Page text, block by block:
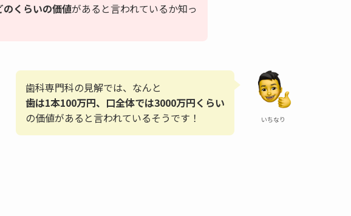
のくらいの価値があると言われているか知っ
いちなり
歯科専門科の見解では、なんと
歯は1本100万円、口全体では3000万円くらい
の価値があると言われているそうです！